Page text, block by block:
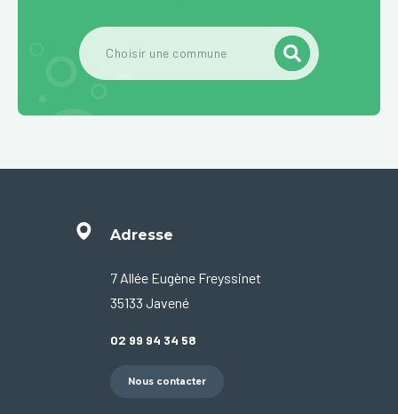
Adresse
7 Allée Eugène Freyssinet
35133 Javené
02 99 94 34 58
Nous contacter